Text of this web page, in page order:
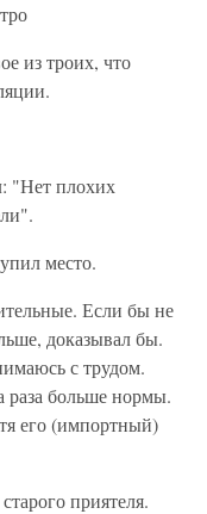
из троих, что
"Нет плохих
место.
Если бы не
доказывал бы.
с трудом.
раза больше нормы.
его (импортный)
приятеля.